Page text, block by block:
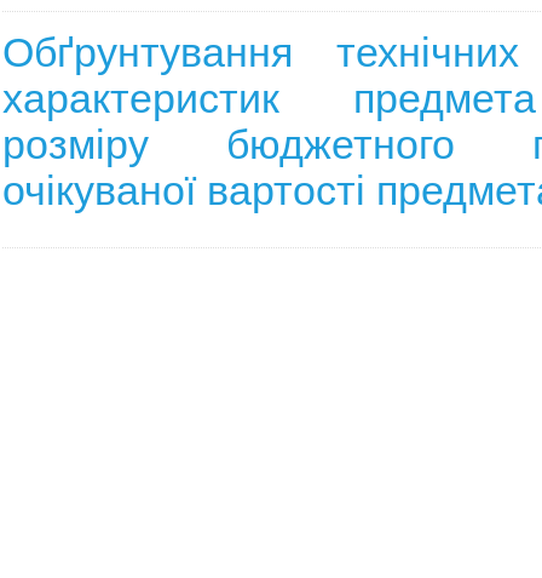
Обґрунтування
характеристик
розміру бюджетного
очікуваної вартості